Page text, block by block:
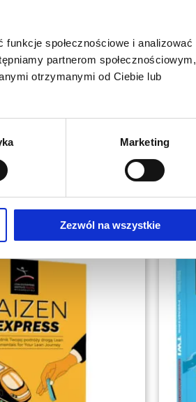
społecznościowe i analizować
partnerom społecznościowym,
otrzymanymi od Ciebie lub
Marketing
Zezwól na wszystkie